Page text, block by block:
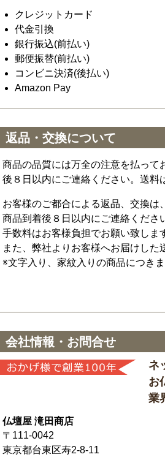
クレジットカード
代金引換
銀行振込(前払い)
郵便振替(前払い)
コンビニ決済(後払い)
Amazon Pay
返品・交換について
商品の品質には万全の注意を払って
後８日以内にご連絡ください。送料
お客様のご都合による返品、交換は
商品到着後８日以内にご連絡くださ
手数料はお客様負担でお願い致しま
また、弊社よりお客様へお届けした
※文字入り、家紋入りの商品につき
会社情報・お問合せ
ネ
お
業
仏壇屋 滝田商店
〒111-0042
東京都台東区寿2-8-11